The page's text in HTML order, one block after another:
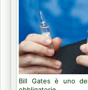
Bill Gates è uno